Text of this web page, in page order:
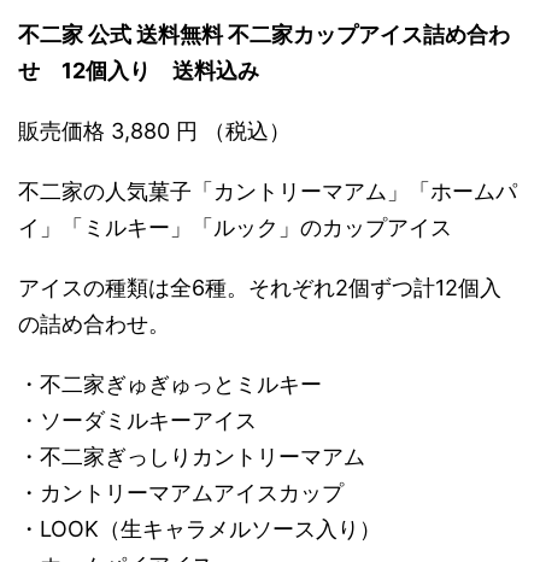
不二家 公式 送料無料 不二家カップアイス詰め合わ
せ 12個入り 送料込み
販売価格 3,880 円 （税込）
不二家の人気菓子「カントリーマアム」「ホームパ
イ」「ミルキー」「ルック」のカップアイス
アイスの種類は全6種。それぞれ2個ずつ計12個入
の詰め合わせ。
・不二家ぎゅぎゅっとミルキー
・ソーダミルキーアイス
・不二家ぎっしりカントリーマアム
・カントリーマアムアイスカップ
・LOOK（生キャラメルソース入り）